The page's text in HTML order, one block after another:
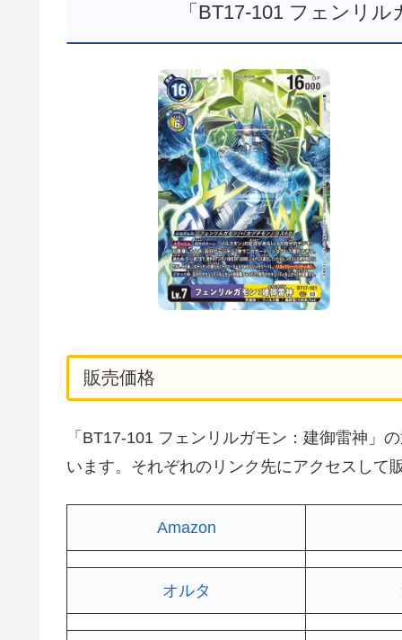
「BT17-101 フェンリ
販売価格
「BT17-101 フェンリルガモン：建御雷神」
います。それぞれのリンク先にアクセスして
Amazon
オルタ